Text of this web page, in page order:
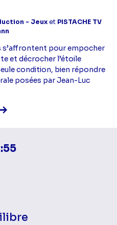
- Jeuxet PISTACHE TV
s’affrontent pour empocher
et décrocher l’étoile
condition, bien répondre
posées par Jean-Luc
Voir la fiche diffusion